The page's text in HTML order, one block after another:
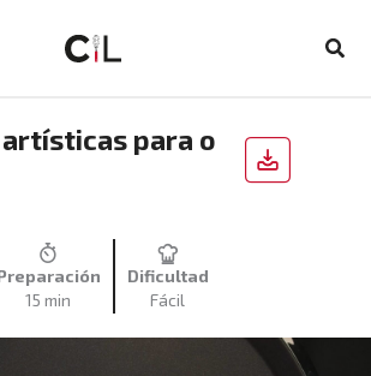
artísticas para o
15 min
Dificultad
Fácil